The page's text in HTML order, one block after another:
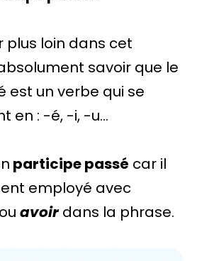
plus loin dans cet
savoir que le
est un verbe qui se
en : -é, -i, -u…
participe passé car il
employé avec
ou avoir dans la phrase.